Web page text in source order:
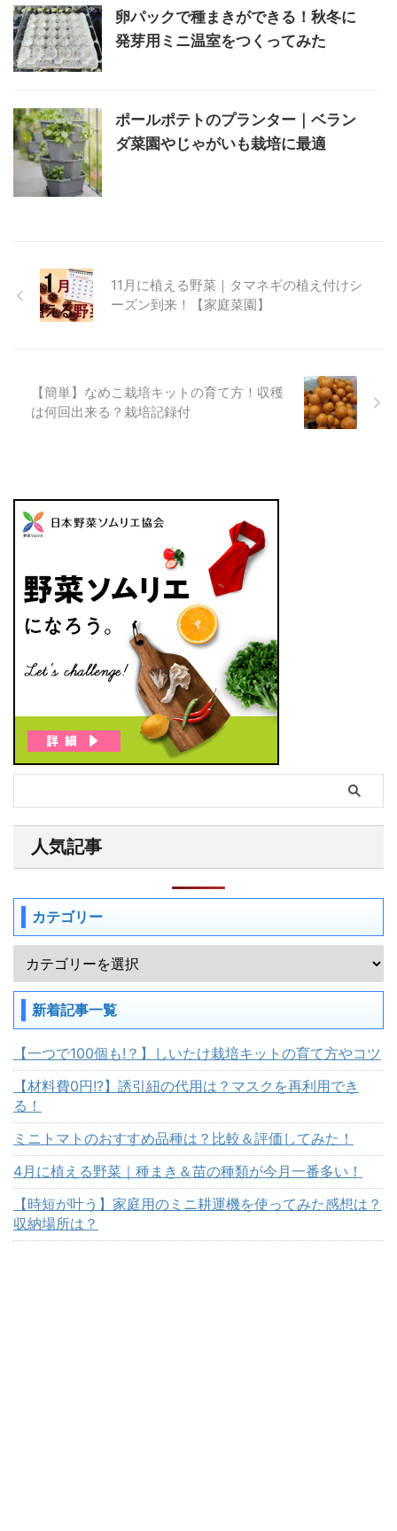
卵パックで種まきができる！秋冬に
発芽用ミニ温室をつくってみた
ポールポテトのプランター｜ベラン
ダ菜園やじゃがいも栽培に最適
11月に植える野菜｜タマネギの植え付けシ
ーズン到来！【家庭菜園】
【簡単】なめこ栽培キットの育て方！収穫
は何回出来る？栽培記録付
人気記事
カテゴリー
新着記事一覧
【一つで100個も!？】しいたけ栽培キットの育て方やコツ
【材料費0円!?】誘引紐の代用は？マスクを再利用でき
る！
ミニトマトのおすすめ品種は？比較＆評価してみた！
4月に植える野菜｜種まき＆苗の種類が今月一番多い！
【時短が叶う】家庭用のミニ耕運機を使ってみた感想は？
収納場所は？